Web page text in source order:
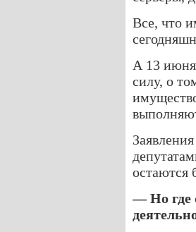
Все, что
А 13 июня
силу, о
остаются
— Но где